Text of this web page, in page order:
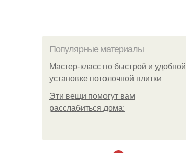
Популярные материалы
Мастер-класс по быстрой и удобной
установке потолочной плитки
Эти вещи помогут вам
расслабиться дома: